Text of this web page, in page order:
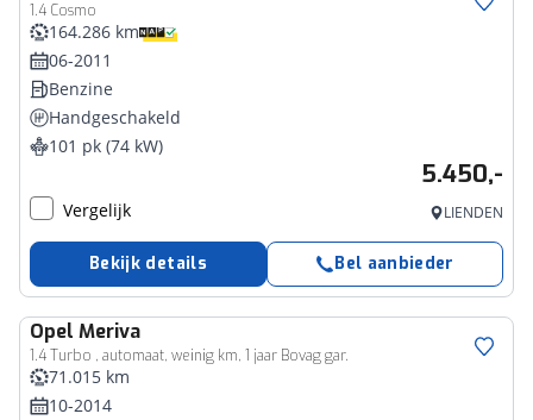
1.4 Cosmo
164.286 km
06-2011
Benzine
Handgeschakeld
101 pk (74 kW)
5.450,-
Vergelijk LIENDEN
Bekijk details Bel aanbieder
Opel Meriva
1.4 Turbo , automaat, weinig km, 1 jaar Bovag gar.
71.015 km
10-2014